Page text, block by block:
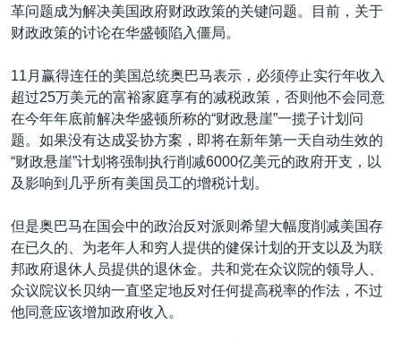
台海两岸关系
关注西藏
关注新疆
GEN Z 看美国
其他语言网站
革问题成为解决美国政府财政政策的关键问题。目前，关于
财政政策的讨论在华盛顿陷入僵局。
11月赢得连任的美国总统奥巴马表示，必须停止实行年收入
超过25万美元的富裕家庭享有的减税政策，否则他不会同意
在今年年底前解决华盛顿所称的“财政悬崖”一揽子计划问
题。如果没有达成妥协方案，即将在新年第一天自动生效的
“财政悬崖”计划将强制执行削减6000亿美元的政府开支，以
及影响到几乎所有美国员工的增税计划。
但是奥巴马在国会中的政治反对派则希望大幅度削减美国存
在已久的、为老年人和穷人提供的健保计划的开支以及为联
邦政府退休人员提供的退休金。共和党在众议院的领导人、
众议院议长贝纳一直坚定地反对任何提高税率的作法，不过
他同意应该增加政府收入。